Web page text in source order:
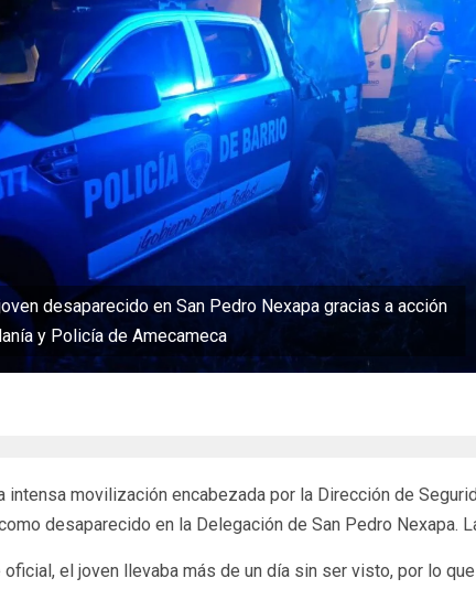
desaparecido en San Pedro Nexapa gracias a acción
y Policía de Amecameca
intensa movilización encabezada por la Dirección de
desaparecido en la Delegación de San Pedro
el joven llevaba más de un día sin ser visto, por lo